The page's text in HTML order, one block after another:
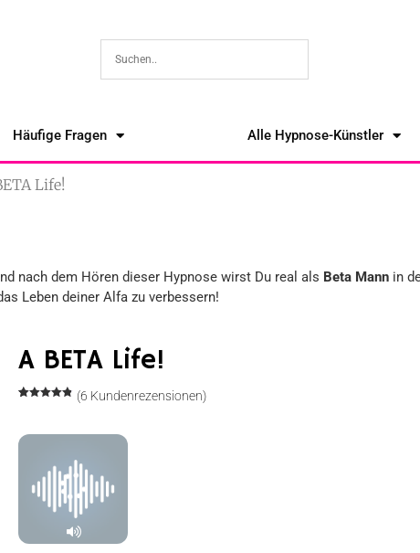
Häufige Fragen Alle Hypnose-Künstler
Life!
nach dem Hören dieser Hypnose wirst Du real als Beta Mann in
Leben deiner Alfa zu verbessern!
A BETA Life!
basierend
auf
(6 Kundenrezensionen)